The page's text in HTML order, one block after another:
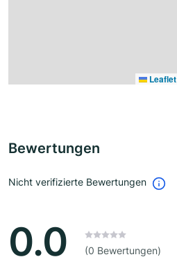
Leaflet
Bewertungen
Nicht verifizierte Bewertungen
0.0 (0 Bewertungen)